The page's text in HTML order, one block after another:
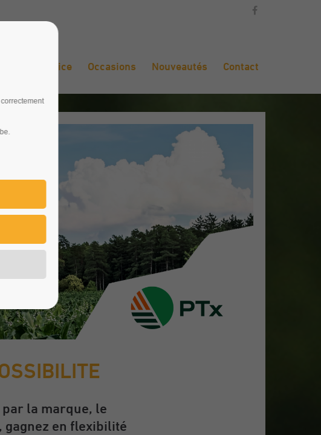
Service Occasions Nouveautés Contact
la marque, le
gagnez en flexibilité